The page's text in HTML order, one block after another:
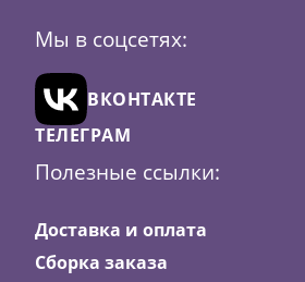
Мы в соцсетях:
ВКОНТАКТЕ
ТЕЛЕГРАМ
Полезные ссылки:
Доставка и оплата
Сборка заказа